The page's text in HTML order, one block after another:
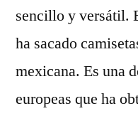
sencillo y versátil.
ha sacado
mexicana. Es una
europeas que ha